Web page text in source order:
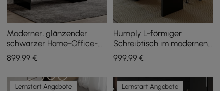
Moderner, glänzender
schwarzer Home-Office-
Schreibtisch mit
beweglichem
899,99 €
Humply L-förmiger
Schreibtisch im modernen
minimalistischen Stil,
massiver 1520 mm großer
999,99 €
Lernstart Angebote Lernstart Angebote